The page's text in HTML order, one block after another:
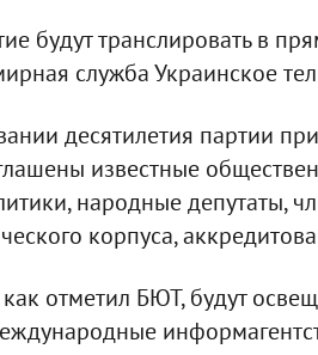
будут транслировать в
служба Украинское
десятилетия партии
известные
народные депутаты,
корпуса,
как отметил БЮТ, будут